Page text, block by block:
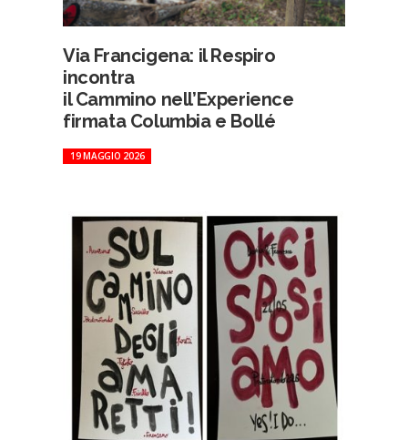
Via Francigena: il Respiro
incontra
il Cammino nell’Experience
firmata Columbia e Bollé
19 MAGGIO 2026